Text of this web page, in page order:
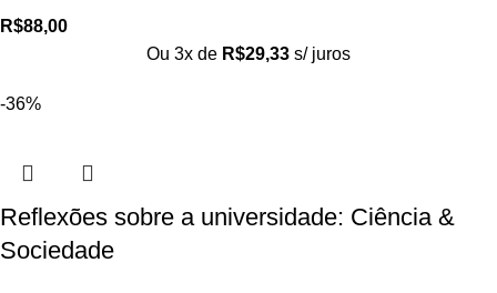
R$88,00
Ou 3x de R$29,33 s/ juros
-36%
Reflexões sobre a universidade: Ciência &
Sociedade